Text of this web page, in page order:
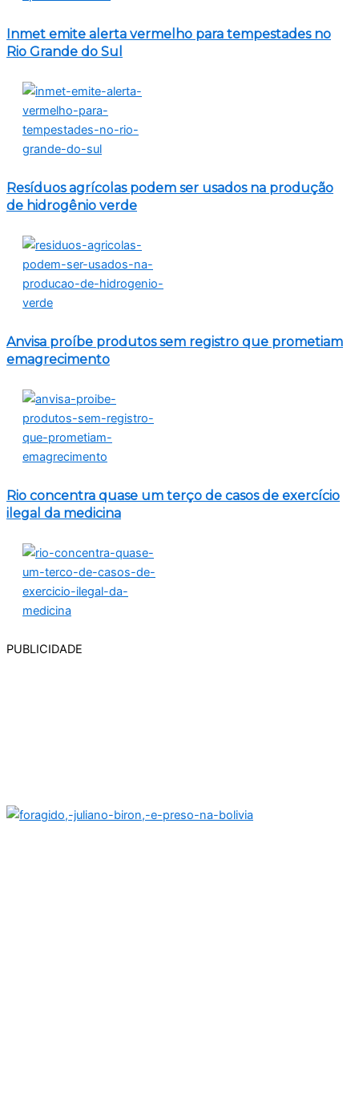
Inmet emite alerta vermelho para tempestades no
Rio Grande do Sul
Resíduos agrícolas podem ser usados na produção
de hidrogênio verde
Anvisa proíbe produtos sem registro que prometiam
emagrecimento
Rio concentra quase um terço de casos de exercício
ilegal da medicina
PUBLICIDADE